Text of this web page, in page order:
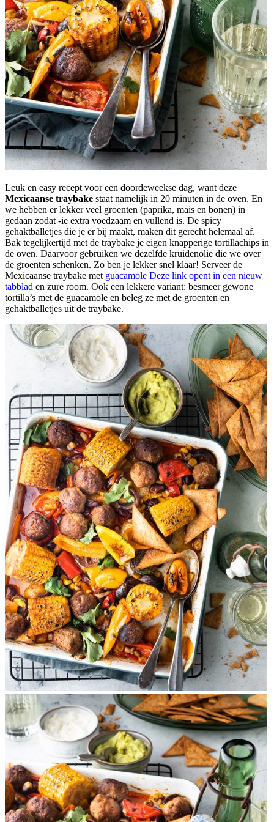
Leuk en easy recept voor een doordeweekse dag, want deze
Mexicaanse traybake staat namelijk in 20 minuten in de oven. En
we hebben er lekker veel groenten (paprika, mais en bonen) in
gedaan zodat -ie extra voedzaam en vullend is. De spicy
gehaktballetjes die je er bij maakt, maken dit gerecht helemaal af.
Bak tegelijkertijd met de traybake je eigen knapperige tortillachips in
de oven. Daarvoor gebruiken we dezelfde kruidenolie die we over
de groenten schenken. Zo ben je lekker snel klaar! Serveer de
Mexicaanse traybake met guacamole Deze link opent in een nieuw
tabblad en zure room. Ook een lekkere variant: besmeer gewone
tortilla’s met de guacamole en beleg ze met de groenten en
gehaktballetjes uit de traybake.